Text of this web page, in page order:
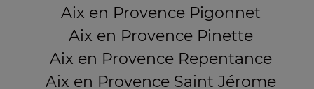
Aix en Provence Pigonnet
Aix en Provence Pinette
Aix en Provence Repentance
Aix en Provence Saint Jérome